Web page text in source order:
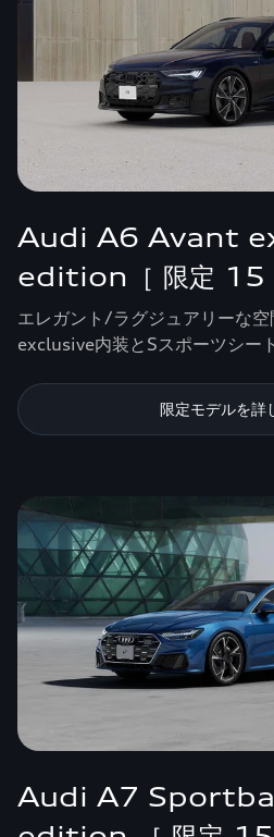
Audi A6 Avant
edition［ 限定 15
エレガント/ラグジュアリーな
exclusive内装とSスポーツシー
限定モデルを詳
Audi A7